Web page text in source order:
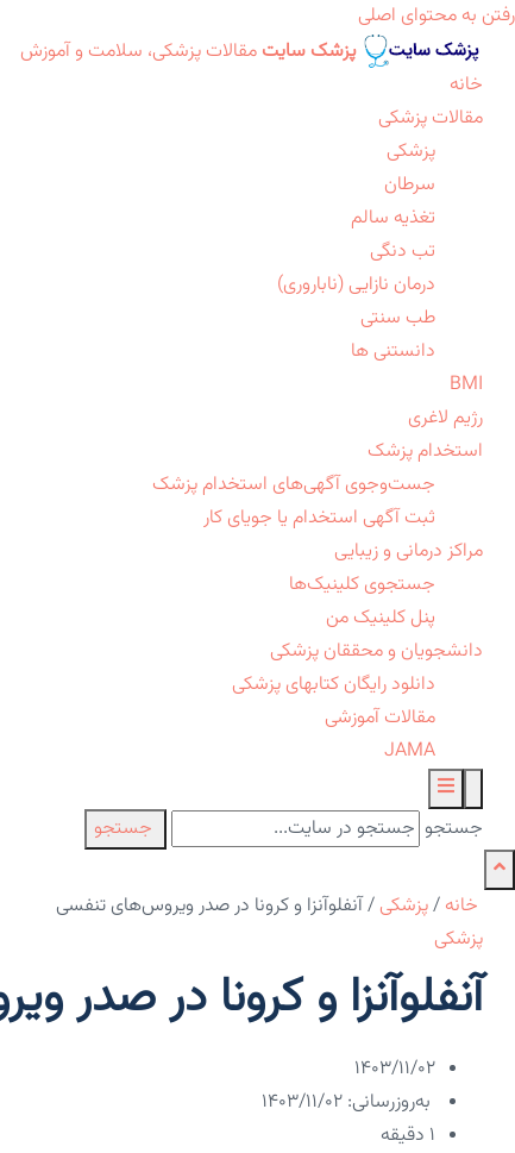
رفتن به محتوای اصلی
پزشک سایت مقالات پزشکی، سلامت و آموزش
خانه
مقالات پزشکی
پزشکی
سرطان
تغذیه سالم
تب دنگی
درمان نازایی (ناباروری)
طب سنتی
دانستنی ها
BMI
رژیم لاغری
استخدام پزشک
جست‌وجوی آگهی‌های استخدام پزشک
ثبت آگهی استخدام یا جویای کار
مراکز درمانی و زیبایی
جستجوی کلینیک‌ها
پنل کلینیک من
دانشجویان و محققان پزشکی
دانلود رایگان کتابهای پزشکی
مقالات آموزشی
JAMA
جستجو جستجو
خانه /پزشکی /آنفلوآنزا و کرونا در صدر ویروس‌های تنفسی
پزشکی
آنفلوآنزا و کرونا در
۱۴۰۳/۱۱/۰۲
به‌روزرسانی: ۱۴۰۳/۱۱/۰۲
1 دقیقه